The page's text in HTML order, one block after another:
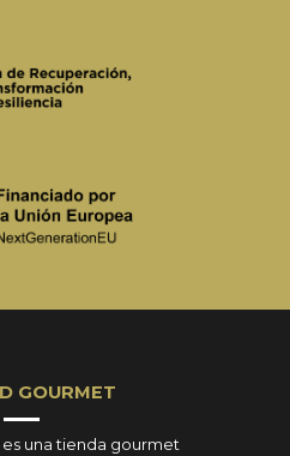
GOURMET
una tienda gourmet